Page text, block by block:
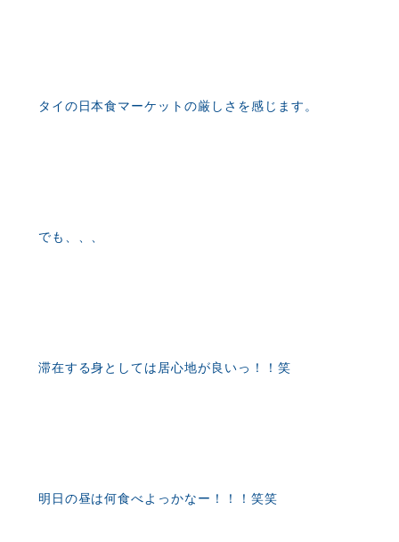
タイの日本食マーケットの厳しさを感じます。
でも、、、
滞在する身としては居心地が良いっ！！笑
明日の昼は何食べよっかなー！！！笑笑